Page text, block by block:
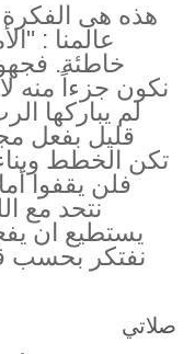
هذه هى
عالمنا :
خاطئة.
نكون جزءاً منه
لم يباركها
قليل بفعل
تكن الخطط
فلن يقفوا
نتحد مع
يستطيع ان
نفتكر بحسب
صلاتي